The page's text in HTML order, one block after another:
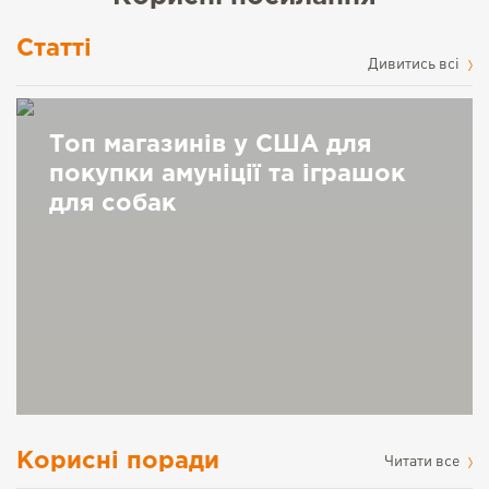
Статті
Дивитись всі
Топ магазинів у США для
покупки амуніції та іграшок
для собак
Корисні поради Читати все